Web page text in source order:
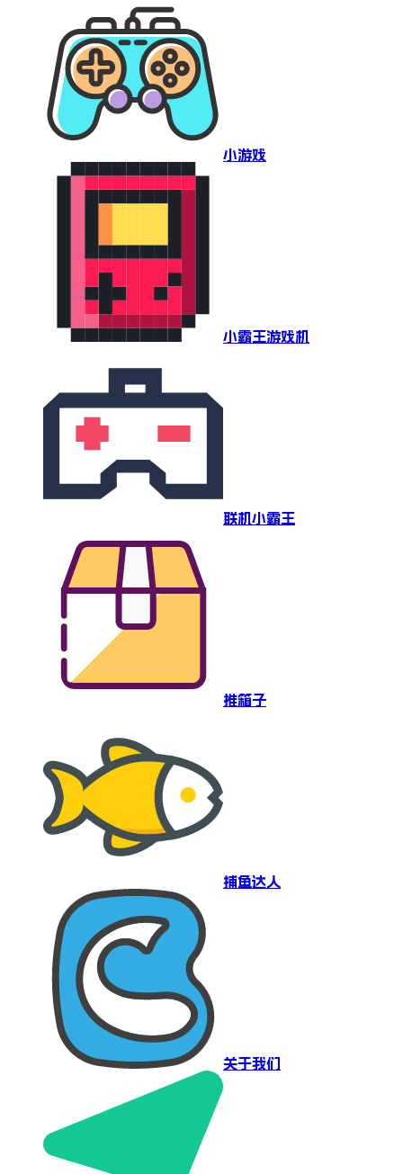
小游戏
小霸王游戏机
联机小霸王
推箱子
捕鱼达人
关于我们